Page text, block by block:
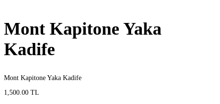
Mont Kapitone Yaka
Kadife
Mont Kapitone Yaka Kadife
1,500.00 TL